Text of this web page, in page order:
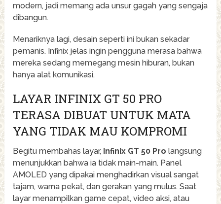
modern, jadi memang ada unsur gagah yang sengaja
dibangun.
Menariknya lagi, desain seperti ini bukan sekadar
pemanis. Infinix jelas ingin pengguna merasa bahwa
mereka sedang memegang mesin hiburan, bukan
hanya alat komunikasi.
LAYAR INFINIX GT 50 PRO
TERASA DIBUAT UNTUK MATA
YANG TIDAK MAU KOMPROMI
Begitu membahas layar, Infinix GT 50 Pro langsung
menunjukkan bahwa ia tidak main-main. Panel
AMOLED yang dipakai menghadirkan visual sangat
tajam, warna pekat, dan gerakan yang mulus. Saat
layar menampilkan game cepat, video aksi, atau